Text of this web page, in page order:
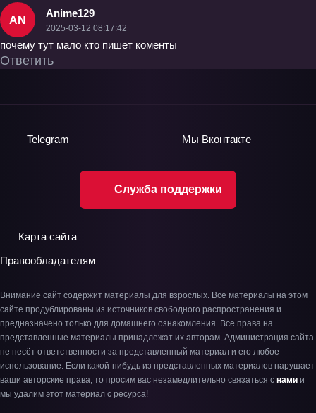
AN
Anime129
2025-03-12 08:17:42
почему тут мало кто пишет коменты
Ответить
Служба поддержки
Telegram Мы Вконтакте
Карта сайта
Правообладателям
Внимание сайт содержит материалы для взрослых. Все материалы на этом
сайте продублированы из источников свободного распространения и
предназначено только для домашнего ознакомления. Все права на
представленные материалы принадлежат их авторам. Администрация сайта
не несёт ответственности за представленный материал и его любое
использование. Если какой-нибудь из представленных материалов нарушает
ваши авторские права, то просим вас незамедлительно связаться с нами и
мы удалим этот материал с ресурса!